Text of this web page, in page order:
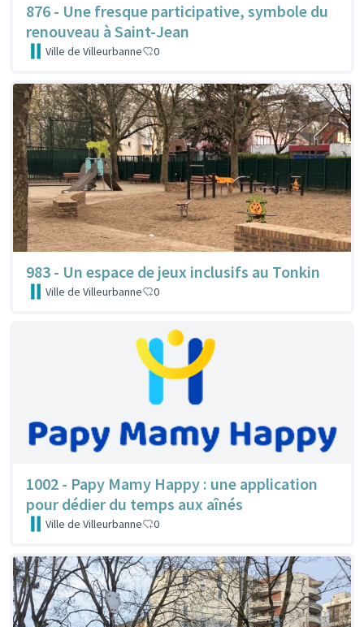
876 - Une fresque participative, symbole du
renouveau à Saint-Jean
Ville de Villeurbanne 0
983 - Un espace de jeux inclusifs au Tonkin
Ville de Villeurbanne 0
1002 - Papy Mamy Happy : une application
pour dédier du temps aux aînés
Ville de Villeurbanne 0